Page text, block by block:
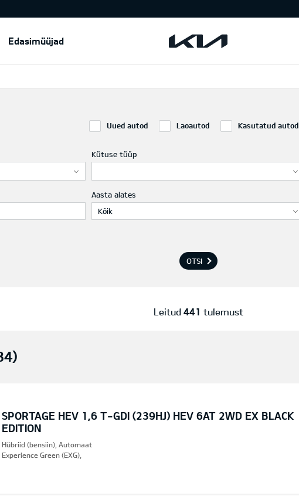
Edasimüüjad
Uued autod Laoautod Kasutatud autod
Kütuse tüüp
Aasta alates
Kõik
OTSI
Leitud 441 tulemust
SPORTAGE HEV 1,6 T-GDI (239HJ) HEV 6AT 2WD EX BLACK
EDITION
Hübriid (bensiin), Automaat
Experience Green (EXG),